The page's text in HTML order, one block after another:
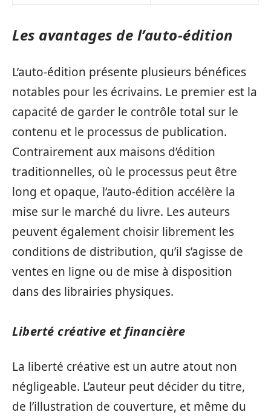
Les avantages de l’auto-édition
L’auto-édition présente plusieurs bénéfices
notables pour les écrivains. Le premier est la
capacité de garder le contrôle total sur le
contenu et le processus de publication.
Contrairement aux maisons d’édition
traditionnelles, où le processus peut être
long et opaque, l’auto-édition accélère la
mise sur le marché du livre. Les auteurs
peuvent également choisir librement les
conditions de distribution, qu’il s’agisse de
ventes en ligne ou de mise à disposition
dans des librairies physiques.
Liberté créative et financière
La liberté créative est un autre atout non
négligeable. L’auteur peut décider du titre,
de l’illustration de couverture, et même du